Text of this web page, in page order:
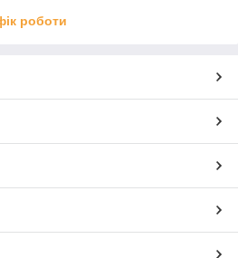
роботи